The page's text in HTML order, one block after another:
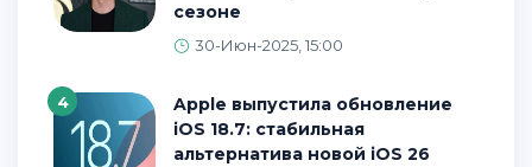
сезоне
30-Июн-2025, 15:00
4
Apple выпустила обновление
iOS 18.7: стабильная
альтернатива новой iOS 26